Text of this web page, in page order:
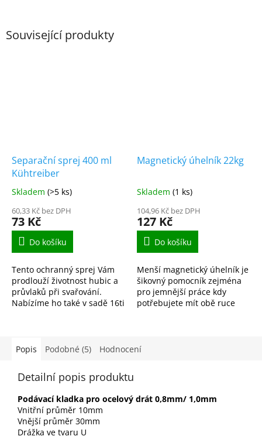
Související produkty
Separační sprej 400 ml
Kühtreiber
Skladem (>5 ks)
60,33 Kč bez DPH
73 Kč
Do košíku
Tento ochranný sprej Vám
prodlouží životnost hubic a
průvlaků při svařování.
Nabízíme ho také v sadě 16ti
Magnetický úhelník 22kg
Skladem (1 ks)
104,96 Kč bez DPH
127 Kč
Do košíku
Menší magnetický úhelník je
šikovný pomocník zejména
pro jemnější práce kdy
potřebujete mít obě ruce
Popis Podobné (5) Hodnocení
Detailní popis produktu
Podávací kladka pro ocelový drát 0,8mm/ 1,0mm
Vnitřní průměr 10mm
Vnější průměr 30mm
Drážka ve tvaru U